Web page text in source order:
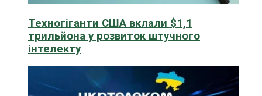
Техногіганти США вклали $1,1
трильйона у розвиток штучного
інтелекту